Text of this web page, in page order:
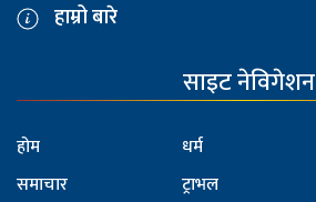
हाम्रो बारे
साइट नेविगेशन
होम
समाचार
धर्म
ट्राभल